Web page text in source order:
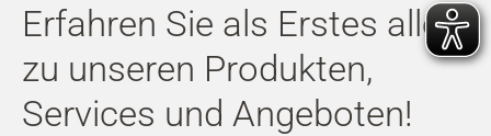
Erfahren Sie als Erstes alles
zu unseren Produkten,
Services und Angeboten!